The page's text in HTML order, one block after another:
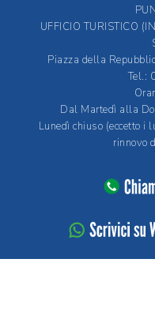
UFFICIO TURISTICO
Piazza della
Tel.:
Dal Martedì alla
Lunedì chiuso (eccetto i
rinnovo